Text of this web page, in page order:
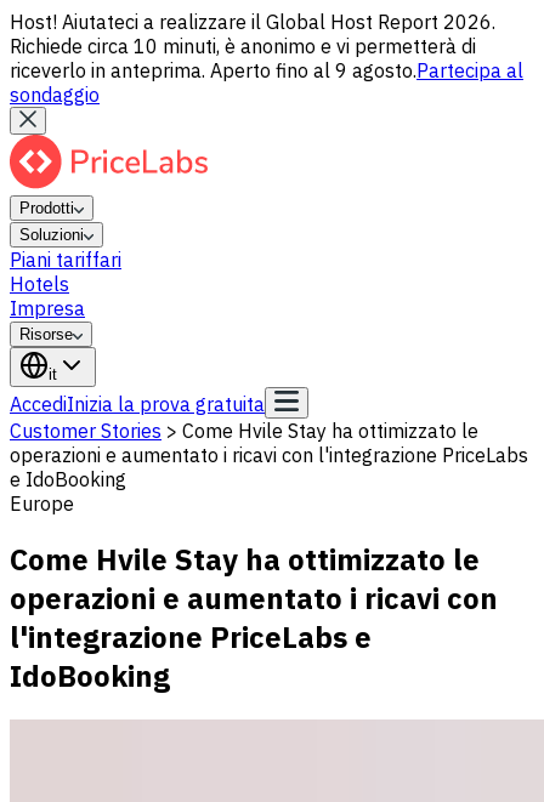
Host! Aiutateci a realizzare il Global Host Report 2026.
Richiede circa 10 minuti, è anonimo e vi permetterà di
riceverlo in anteprima. Aperto fino al 9 agosto.Partecipa al
sondaggio
Prodotti
Soluzioni
Piani tariffari
Hotels
Impresa
Risorse
it
AccediInizia la prova gratuita
Customer Stories > Come Hvile Stay ha ottimizzato le
operazioni e aumentato i ricavi con l'integrazione PriceLabs
e IdoBooking
Europe
Come Hvile Stay ha ottimizzato le
operazioni e aumentato i ricavi con
l'integrazione PriceLabs e
IdoBooking